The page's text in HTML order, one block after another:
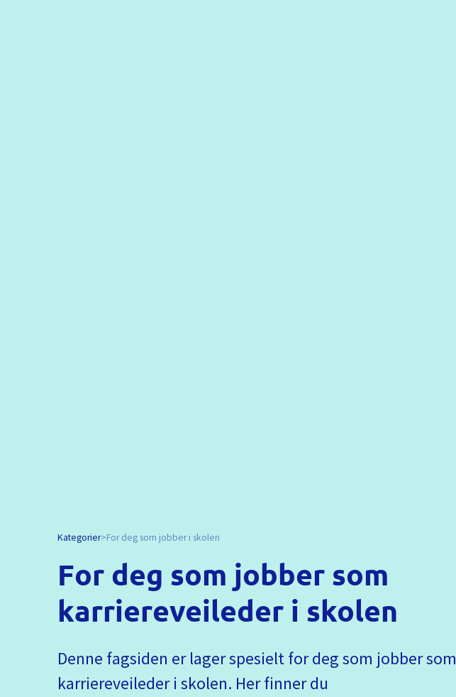
Kategorier For deg som jobber i skolen
For deg som jobber som
karriereveileder i skolen
Denne fagsiden er lager spesielt for deg som jobber som
karriereveileder i skolen. Her finner du